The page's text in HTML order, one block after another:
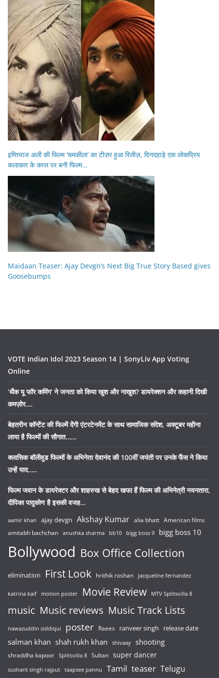
इम्तियाज अली की फिल्म ‘चमकीला’ का टीज़र हुआ रिलीज़, दिनदहाड़े एक लोकप्रिय
कलाकार के कत्ल पर बनी फिल्म…
Maidaan Teaser: Ajay Devgn’s Next Big True Story Based gives
Goosebumps
VOTE Indian Idol 2023 Season 14 | SonyLiv App Voting
Online
‘थैंक यू फॉर कमिंग’ ने जनता को किया खुश और नाखुश? डायरेक्शन और कहानी दिखी
कमज़ोर….
बेहतरीन कॉन्टेंट की फिल्में देंगी एंटरटेनमेंट के साथ सामाजिक संदेश, अक्टूबर महीना
लाया है फिल्मों की सौगात……
क्लासिक बॉलीवुड फिल्मों के अभिनेता देवानंद की 100वीं जयंती पर उनके फैंस ने किया
उन्हें याद…..
फिल्म जवान के डायरेक्टर और शाहरुख से बेहद खफा हैं फिल्म की अभिनेत्री नयनतारा,
दीपिका पादुकोण है इसकी वजह…
aamir khan ajay devgn Akshay Kumar alia bhatt American films
amitabh bachchan anushka sharma bb10 bigg boss 9 bigg boss 10
Bollywood Box Office Collection
elimination First Look hrithik roshan jacqueline fernandez
katrina kaif motion poster Movie Review MTV Splitsvilla 8
music Music reviews Music Track Lists
nawazuddin siddiqui poster Raees ranveer singh release date
salman khan shah rukh khan shivaay shooting
shraddha kapoor Splitsvilla 8 Sultan super dancer
sushant singh rajput taapsee pannu Tamil teaser Telugu